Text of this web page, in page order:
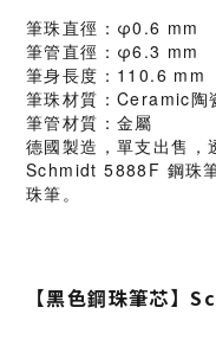
筆珠直徑：φ0.6 mm
筆管直徑：φ6.3 mm
筆身長度：110.6 mm
筆珠材質：Ceramic陶
筆管材質：金屬
德國製造，單支出售，
Schmidt 5888F 鋼珠
珠筆。
【黑色鋼珠筆芯】